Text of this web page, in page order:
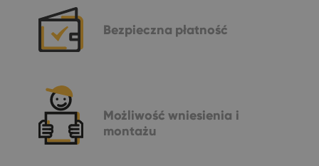
Bezpieczna płatność
Możliwość wniesienia i
montażu